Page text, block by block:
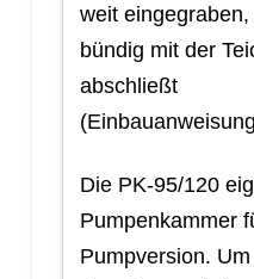
weit
bündig mit der
abschließt
Die PK-95/120
Pumpenkammer
Pumpversion.